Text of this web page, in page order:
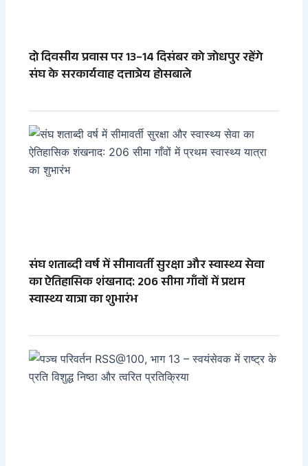
दो दिवसीय प्रवास पर 13–14 दिसंबर को जोधपुर रहेंगे
संघ के सरकार्यवाह दत्तात्रेय होसबाले
संघ शताब्दी वर्ष में सीमावर्ती सुरक्षा और स्वास्थ्य सेवा
का ऐतिहासिक शंखनाद: 206 सीमा गाँवों में प्रथम
स्वास्थ्य यात्रा का शुभारंभ